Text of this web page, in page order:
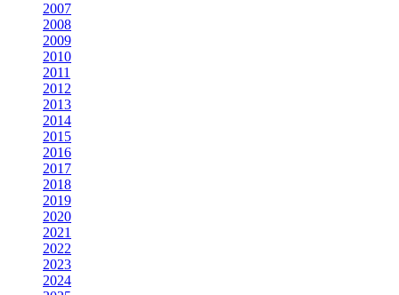
2007
2008
2009
2010
2011
2012
2013
2014
2015
2016
2017
2018
2019
2020
2021
2022
2023
2024